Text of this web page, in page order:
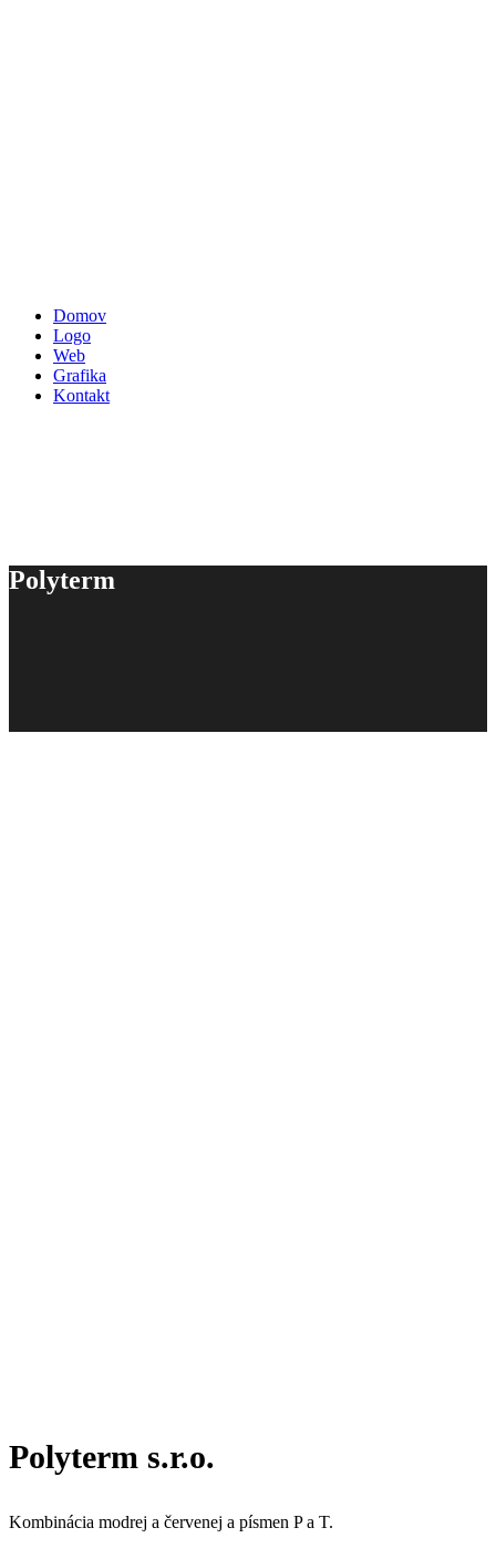
Domov
Logo
Web
Grafika
Kontakt
Polyterm
Polyterm s.r.o.
Kombinácia modrej a červenej a písmen P a T.